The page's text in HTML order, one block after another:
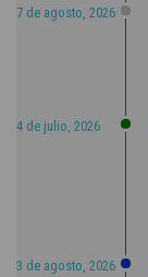
7 de agosto, 2026
4 de julio, 2026
3 de agosto, 2026